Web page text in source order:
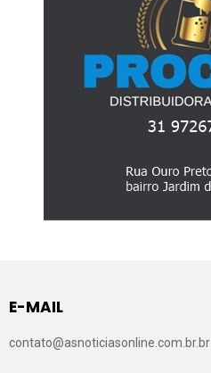
E-MAIL
contato@asnoticiasonline.com.br.br